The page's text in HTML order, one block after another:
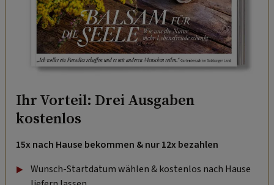
Ihr Vorteil: Drei Ausgaben
kostenlos
15x nach Hause bekommen & nur 12x bezahlen
Wunsch-Startdatum wählen & kostenlos nach Hause